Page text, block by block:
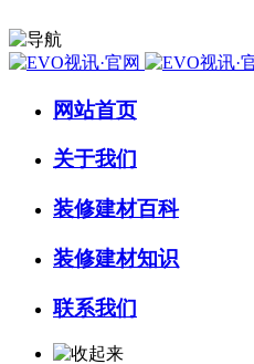
网站首页
关于我们
装修建材百科
装修建材知识
联系我们